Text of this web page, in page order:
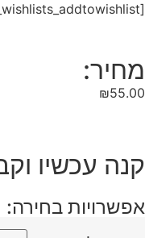
[ti_wishlists_addtowishlist]
מחיר:
₪55.00
קנה עכשיו
אפשרויות בחירה: